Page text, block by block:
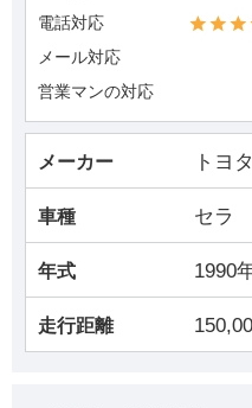
電話対応
メール対応
営業マンの対応
メーカー トヨタ
車種 セラ
年式 1990
走行距離